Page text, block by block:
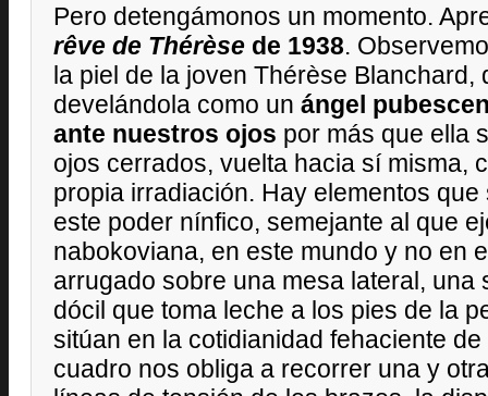
Pero detengámonos un momento.
rêve de Thérèse de 1938.
la piel de la joven Thérèse Blanchard,
develándola como un ángel
ante nuestros ojos por más que ella
ojos cerrados, vuelta hacia sí misma,
propia irradiación. Hay elementos
este poder nínfico, semejante al que
nabokoviana, en este mundo y no en
arrugado sobre una mesa lateral, una
dócil que toma leche a los pies de la
sitúan en la cotidianidad fehaciente
cuadro nos obliga a recorrer una y